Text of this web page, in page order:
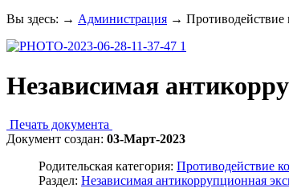
Вы здесь: → Администрация → Противодействие
Независимая
Печать документа
Документ создан: 03-Март-2023
Родительская категория: Противодействие
Раздел: Независимая антикоррупционная